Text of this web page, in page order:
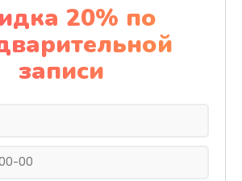
Чистка от пыли
1060 руб.
Заказать
20% по
записи